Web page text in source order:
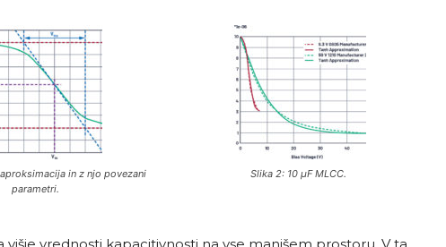
in z njo povezani
parametri.
Slika 2: 10 µF MLCC.